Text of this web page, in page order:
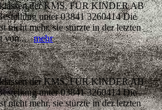
der KMS, FÜR KINDER AB
unter 03841 3260414 Die
nicht mehr, sie stürzte in der letzten
von...mehr
der KMS, FÜR KINDER AB
unter 03841 3260414 Die
nicht mehr, sie stürzte in der letzten